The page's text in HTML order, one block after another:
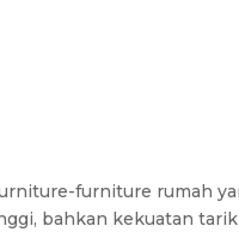
furniture rumah
bahkan kekuatan